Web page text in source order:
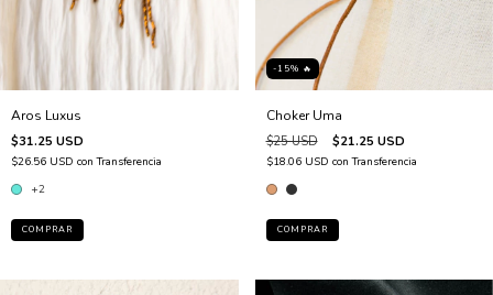
Aros Luxus
$31.25 USD
$26.56 USD con Transferencia
+2
COMPRAR
-15% 🔥
Choker Uma
$25 USD $21.25 USD
$18.06 USD con Transferencia
COMPRAR